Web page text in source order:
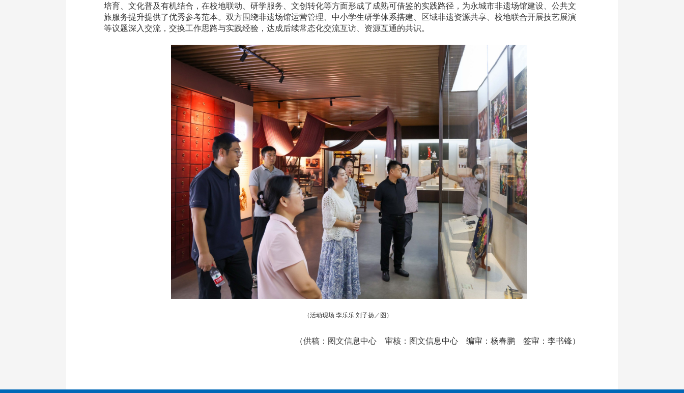
培育、文化普及有机结合，在校地联动、研学服务、文创转化等方面形成了 成熟可借鉴的实践路径，为永城市非遗场馆建设、公共文
旅服务提升提供了优秀参考范本。双方围绕非遗场馆运营管理、中小学生研学体系搭建、区域非遗资源共享、校地联合开展技艺展演
等议题深入交流，交换工作思路与实践经验，达成后续常态化交流互访、资源互通的共识。
（活动现场 李乐乐 刘子扬 ／图）
（供稿：图文信息中心 审核：图文信息中心 编审：杨春鹏 签审：李书锋）